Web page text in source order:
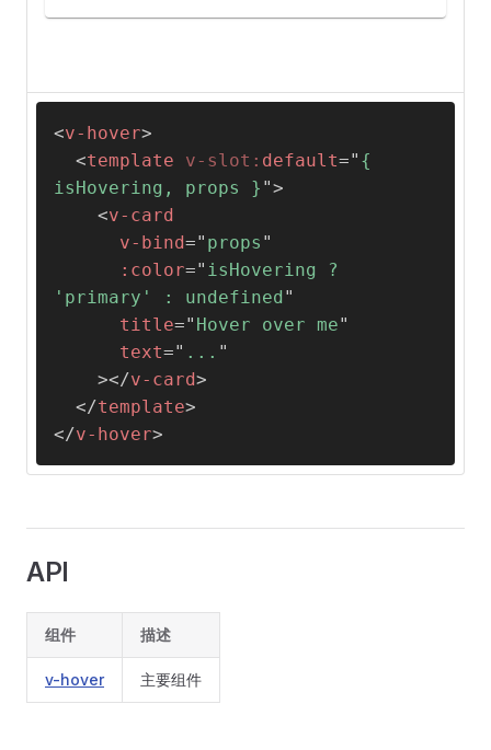
<v-hover>
<template v-slot: default=" {
isHovering, props } ">
<v-card
v-bind=" props "
:color=" isHovering ?
'primary' : undefined "
title=" Hover over me"
text=" ... "
></v-card>
</template>
</v-hover>
API
组件 描述
v-hover 主要组件